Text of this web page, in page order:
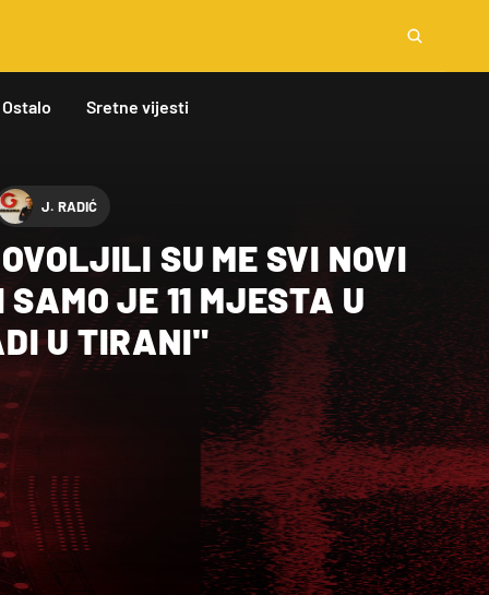
Ostalo Sretne vijesti
J. RADIĆ
SU ME SVI NOVI
JE 11 MJESTA U
U TIRANI"